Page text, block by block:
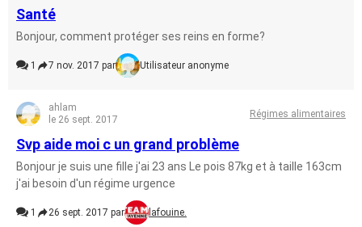
Santé
Bonjour, comment protéger ses reins en forme?
1 7 nov. 2017 par Utilisateur anonyme
ahlam
le 26 sept. 2017
Régimes alimentaires
Svp aide moi c un grand problème
Bonjour je suis une fille j'ai 23 ans Le pois 87kg et à taille 163cm
j'ai besoin d'un régime urgence
1 26 sept. 2017 par lafouine.